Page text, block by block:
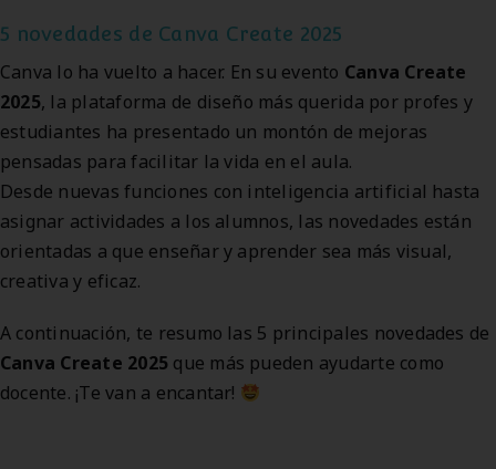
5 novedades de Canva Create 2025
Canva lo ha vuelto a hacer. En su evento Canva Create
2025, la plataforma de diseño más querida por profes y
estudiantes ha presentado un montón de mejoras
pensadas para facilitar la vida en el aula.
Desde nuevas funciones con inteligencia artificial hasta
asignar actividades a los alumnos, las novedades están
orientadas a que enseñar y aprender sea más visual,
creativa y eficaz.
A continuación, te resumo las 5 principales novedades de
Canva Create 2025 que más pueden ayudarte como
docente. ¡Te van a encantar!